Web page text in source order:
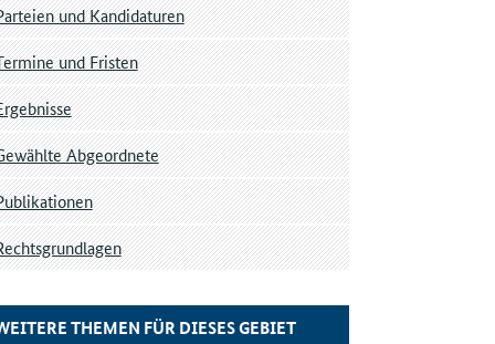
und Kandidaturen
und Fristen
Abgeordnete
THEMEN FÜR DIESES GEBIET